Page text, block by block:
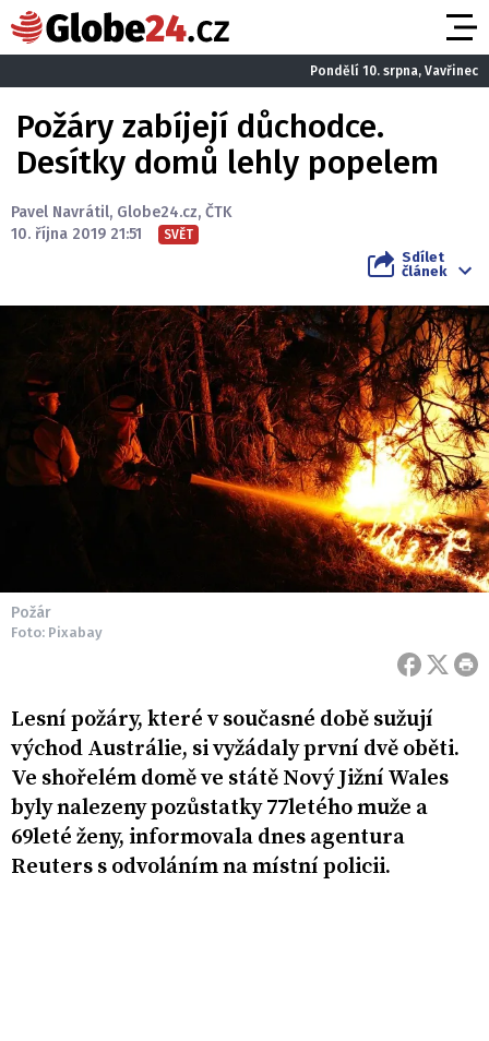
Pondělí 10. srpna, Vavřinec
Požáry zabíjejí důchodce.
Desítky domů lehly popelem
Pavel Navrátil, Globe24.cz, ČTK
10. října 2019 21:51
SVĚT
Sdílet
článek
Požár
Foto: Pixabay
Lesní požáry, které v současné době sužují
východ Austrálie, si vyžádaly první dvě oběti.
Ve shořelém domě ve státě Nový Jižní Wales
byly nalezeny pozůstatky 77letého muže a
69leté ženy, informovala dnes agentura
Reuters s odvoláním na místní policii.